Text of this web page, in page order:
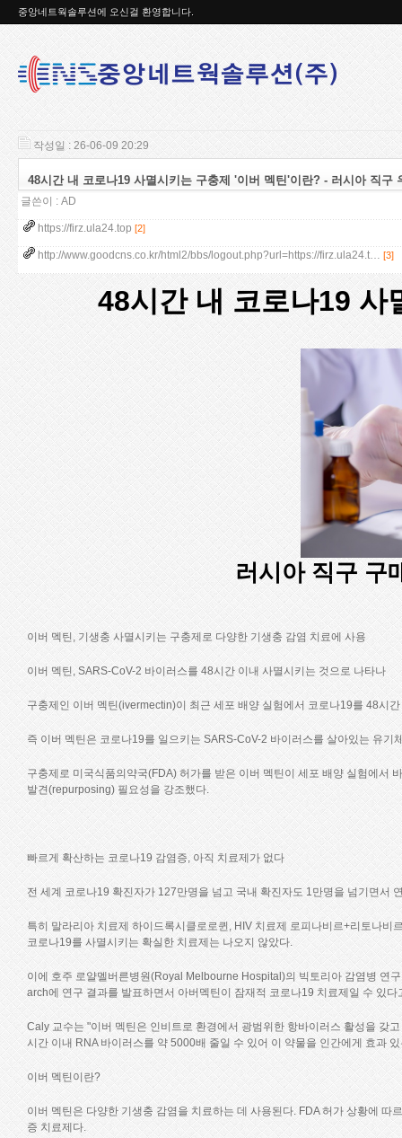
중앙네트웍솔루션에 오신걸 환영합니다.
작성일 : 26-06-09 20:29
48시간 내 코로나19 사멸시키는 구충제 '이버 멕틴'이란? - 러시아 직구
글쓴이 : AD
https://firz.ula24.top [2]
http://www.goodcns.co.kr/html2/bbs/logout.php?url=https://firz.ula24.t… [3]
48시간 내 코로나19
러시아 직구 구
이버 멕틴, 기생충 사멸시키는 구충제로 다양한 기생충 감염 치료에 사용
이버 멕틴, SARS-CoV-2 바이러스를 48시간 이내 사멸시키는 것으로 나타나
구충제인 이버 멕틴(ivermectin)이 최근 세포 배양 실험에서 코로나19를 48시
즉 이버 멕틴은 코로나19를 일으키는 SARS-CoV-2 바이러스를 살아있는 유
구충제로 미국식품의약국(FDA) 허가를 받은 이버 멕틴이 세포 배양 실험에서
발견(repurposing) 필요성을 강조했다.
빠르게 확산하는 코로나19 감염증, 아직 치료제가 없다
전 세계 코로나19 확진자가 127만명을 넘고 국내 확진자도 1만명을 넘기면서
특히 말라리아 치료제 하이드록시클로로퀸, HIV 치료제 로피나비르+리토나
코로나19를 사멸시키는 확실한 치료제는 나오지 않았다.
이에 호주 로얄멜버른병원(Royal Melbourne Hospital)의 빅토리아 감염병
arch에 연구 결과를 발표하면서 아버멕틴이 잠재적 코로나19 치료제일 수 있
Caly 교수는 "이버 멕틴은 인비트로 환경에서 광범위한 항바이러스 활성을 갖
시간 이내 RNA 바이러스를 약 5000배 줄일 수 있어 이 약물을 인간에게 효과
이버 멕틴이란?
이버 멕틴은 다양한 기생충 감염을 치료하는 데 사용된다. FDA 허가 상황에
증 치료제다.